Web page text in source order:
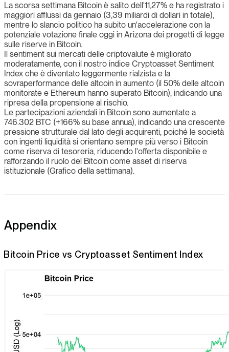
La scorsa settimana Bitcoin è salito dell'11,27% e ha registrato i
maggiori afflussi da gennaio (3,39 miliardi di dollari in totale),
mentre lo slancio politico ha subito un'accelerazione con la
potenziale votazione finale oggi in Arizona dei progetti di legge
sulle riserve in Bitcoin.
Il sentiment sui mercati delle criptovalute è migliorato
moderatamente, con il nostro indice Cryptoasset Sentiment
Index che è diventato leggermente rialzista e la
sovraperformance delle altcoin in aumento (il 50% delle altcoin
monitorate e Ethereum hanno superato Bitcoin), indicando una
ripresa della propensione al rischio.
Le partecipazioni aziendali in Bitcoin sono aumentate a
746.302 BTC (+166% su base annua), indicando una crescente
pressione strutturale dal lato degli acquirenti, poiché le società
con ingenti liquidità si orientano sempre più verso i Bitcoin
come riserva di tesoreria, riducendo l'offerta disponibile e
rafforzando il ruolo del Bitcoin come asset di riserva
istituzionale (Grafico della settimana).
Appendix
Bitcoin Price vs Cryptoasset Sentiment Index